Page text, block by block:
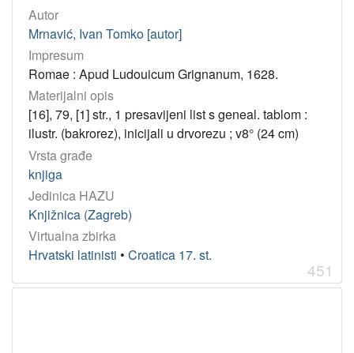
Autor
Mrnavić, Ivan Tomko [autor]
Impresum
Romae : Apud Ludouicum Grignanum, 1628.
Materijalni opis
[16], 79, [1] str., 1 presavijeni list s geneal. tablom :
ilustr. (bakrorez), inicijali u drvorezu ; v8° (24 cm)
Vrsta građe
knjiga
Jedinica HAZU
Knjižnica (Zagreb)
Virtualna zbirka
Hrvatski latinisti • Croatica 17. st.
451